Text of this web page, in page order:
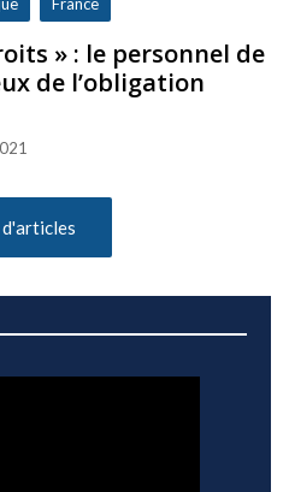
France
» : le personnel de
de l’obligation
d'articles